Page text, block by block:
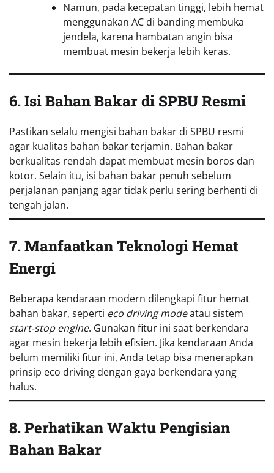
Namun, pada kecepatan tinggi, lebih hemat
menggunakan AC di banding membuka
jendela, karena hambatan angin bisa
membuat mesin bekerja lebih keras.
6. Isi Bahan Bakar di SPBU Resmi
Pastikan selalu mengisi bahan bakar di SPBU resmi
agar kualitas bahan bakar terjamin. Bahan bakar
berkualitas rendah dapat membuat mesin boros dan
kotor. Selain itu, isi bahan bakar penuh sebelum
perjalanan panjang agar tidak perlu sering berhenti di
tengah jalan.
7. Manfaatkan Teknologi Hemat
Energi
Beberapa kendaraan modern dilengkapi fitur hemat
bahan bakar, seperti eco driving modeatau sistem
start-stop engine. Gunakan fitur ini saat berkendara
agar mesin bekerja lebih efisien. Jika kendaraan Anda
belum memiliki fitur ini, Anda tetap bisa menerapkan
prinsip eco driving dengan gaya berkendara yang
halus.
8. Perhatikan Waktu Pengisian
Bahan Bakar